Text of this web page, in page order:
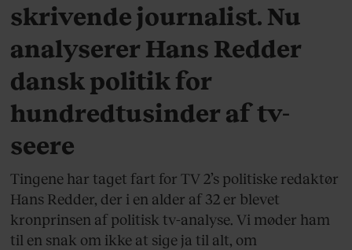
skrivende journalist. Nu
analyserer Hans Redder
dansk politik for
hundredtusinder af tv-
seere
Tingene har taget fart for TV 2’s politiske redaktør
Hans Redder, der i en alder af 32 er blevet
kronprinsen af politisk tv-analyse. Vi møder ham
til en snak om ikke at sige ja til alt, om